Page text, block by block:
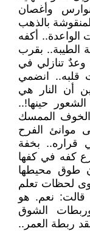
وأغصان
بالذهب
أكفه
الطيبة.. بقرب
وعدٌ تنازلي في
قلبه.. انضمي
أن النار هي
حينها!..
الخوف الممسك
موانئ الفرح
قراره.. بخفة
كفه في كفها
طوق محيطها
لحظات تعلم
قالت: نعم. هو
الشوق
ربطة العمر..